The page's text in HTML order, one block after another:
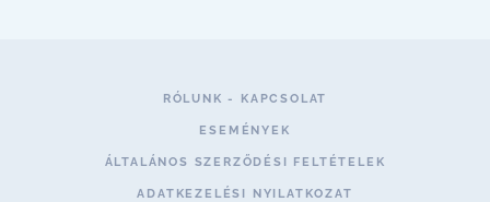
RÓLUNK - KAPCSOLAT
ESEMÉNYEK
ÁLTALÁNOS SZERZŐDÉSI FELTÉTELEK
ADATKEZELÉSI NYILATKOZAT